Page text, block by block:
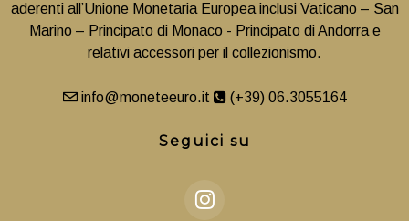
aderenti all’Unione Monetaria Europea inclusi Vaticano – San
Marino – Principato di Monaco - Principato di Andorra e
relativi accessori per il collezionismo.
info@moneteeuro.it (+39) 06.3055164
Seguici su